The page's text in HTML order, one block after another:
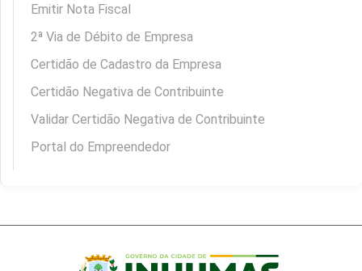
Emitir Nota Fiscal
2ª Via de Débito de Empresa
Certidão de Cadastro da Empresa
Certidão Negativa de Contribuinte
Validar Certidão Negativa de Contribuinte
Portal do Empreendedor